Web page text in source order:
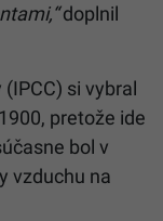
doplnil
si vybral
pretože ide
bol v
vzduchu na